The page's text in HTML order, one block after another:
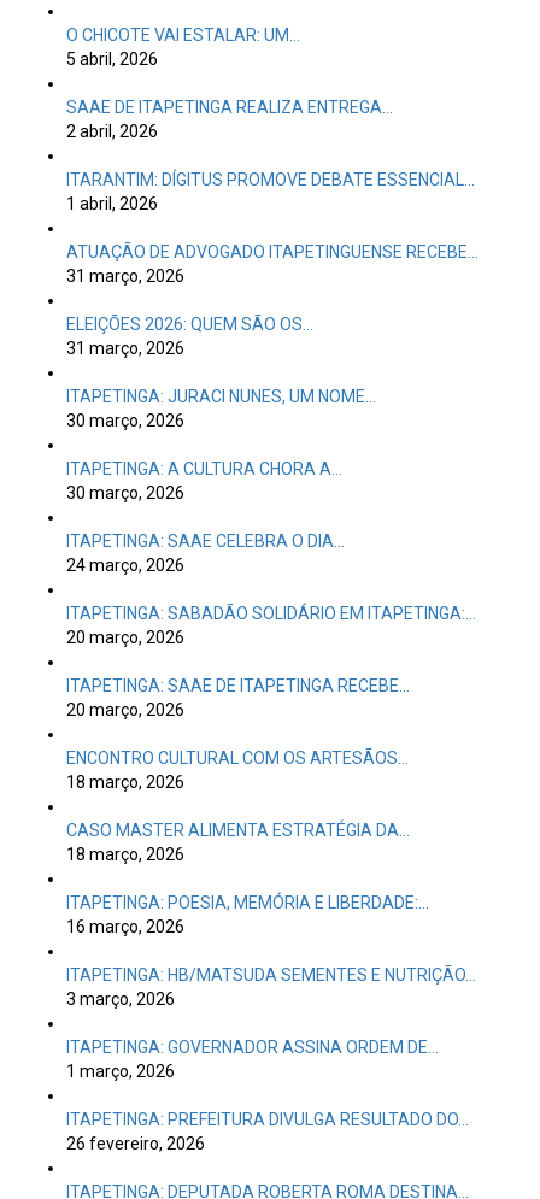
O CHICOTE VAI ESTALAR: UM…
5 abril, 2026
SAAE DE ITAPETINGA REALIZA ENTREGA…
2 abril, 2026
ITARANTIM: DÍGITUS PROMOVE DEBATE ESSENCIAL…
1 abril, 2026
ATUAÇÃO DE ADVOGADO ITAPETINGUENSE RECEBE…
31 março, 2026
ELEIÇÕES 2026: QUEM SÃO OS…
31 março, 2026
ITAPETINGA: JURACI NUNES, UM NOME…
30 março, 2026
ITAPETINGA: A CULTURA CHORA A…
30 março, 2026
ITAPETINGA: SAAE CELEBRA O DIA…
24 março, 2026
ITAPETINGA: SABADÃO SOLIDÁRIO EM ITAPETINGA:…
20 março, 2026
ITAPETINGA: SAAE DE ITAPETINGA RECEBE…
20 março, 2026
ENCONTRO CULTURAL COM OS ARTESÃOS…
18 março, 2026
CASO MASTER ALIMENTA ESTRATÉGIA DA…
18 março, 2026
ITAPETINGA: POESIA, MEMÓRIA E LIBERDADE:…
16 março, 2026
ITAPETINGA: HB/MATSUDA SEMENTES E NUTRIÇÃO…
3 março, 2026
ITAPETINGA: GOVERNADOR ASSINA ORDEM DE…
1 março, 2026
ITAPETINGA: PREFEITURA DIVULGA RESULTADO DO…
26 fevereiro, 2026
ITAPETINGA: DEPUTADA ROBERTA ROMA DESTINA…